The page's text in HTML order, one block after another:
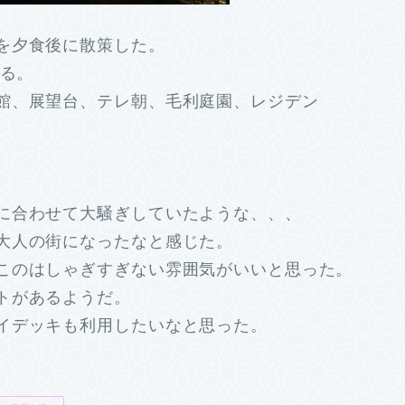
食後に散策した。
。
、展望台、テレ朝、毛利庭園、レジデン
わせて大騒ぎしていたような、、、
の街になったなと感じた。
はしゃぎすぎない雰囲気がいいと思った。
あるようだ。
ッキも利用したいなと思った。